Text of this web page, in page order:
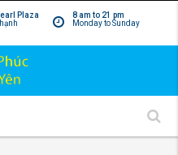
8 am to 21 pm
Monday to Sunday
Plaza